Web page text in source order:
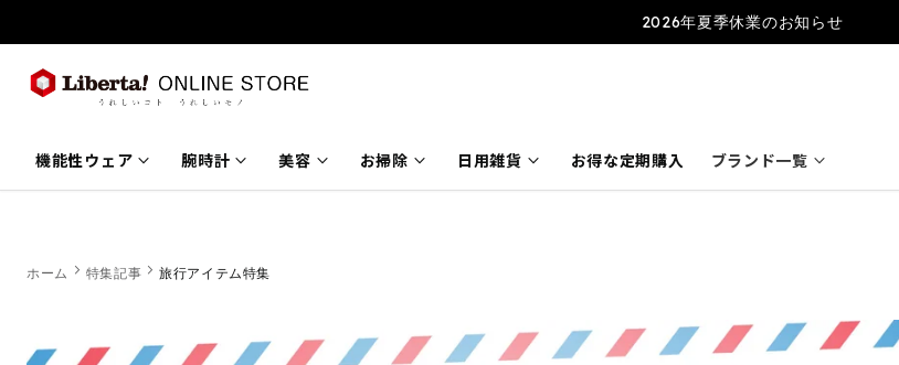
進む
2026年夏季休業のお知らせ
機能性ウェア keyboard_arrow_down 腕時計 keyboard_arrow_down 美容 keyboard_arrow_down お掃除 keyboard_arrow_down 日用雑貨 keyboard_arrow_down お得な定期購入 ブランド一覧 keyboard_arrow_down
ホーム chevron_right 特集記事 chevron_right旅行アイテム特集